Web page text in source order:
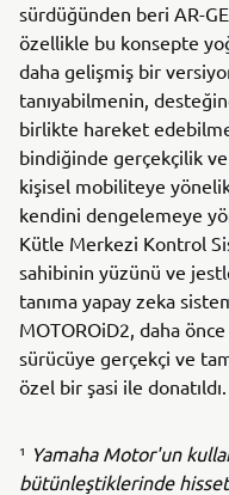
sürdüğünden beri AR-
özellikle bu konsepte
daha gelişmiş bir
tanıyabilmenin,
birlikte hareket
bindiğinde gerçekçilik
kişisel mobiliteye yönelik
kendini dengelemeye
Kütle Merkezi Kontrol
sahibinin yüzünü ve
tanıma yapay zeka
MOTOROiD2, daha
sürücüye gerçekçi ve
özel bir şasi ile donatıldı.
¹ Yamaha Motor'un
bütünleştiklerinde